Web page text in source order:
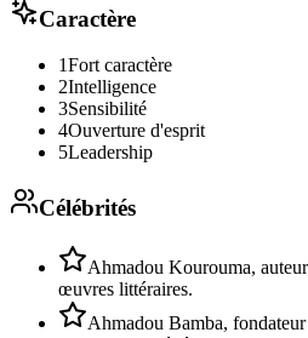
Caractère
1Fort caractère
2Intelligence
3Sensibilité
4Ouverture d'esprit
5Leadership
Célébrités
Ahmadou Kourouma,
œuvres littéraires.
Ahmadou Bamba,